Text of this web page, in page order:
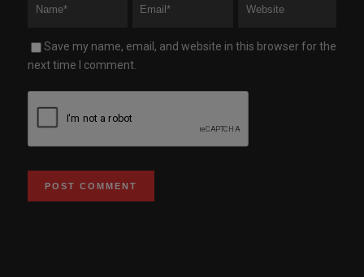
Save my name, email, and website in this browser for the
next time I comment.